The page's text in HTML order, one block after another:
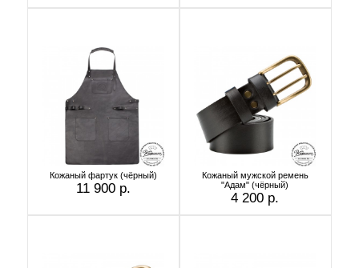
Кожаный фартук (чёрный)
11 900 р.
Кожаный мужской ремень
"Адам" (чёрный)
4 200 р.